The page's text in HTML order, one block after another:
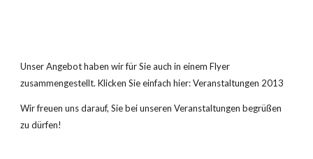
Unser Angebot haben wir für Sie auch in einem Flyer
zusammengestellt. Klicken Sie einfach hier: Veranstaltungen 2013
Wir freuen uns darauf, Sie bei unseren Veranstaltungen begrüßen
zu dürfen!